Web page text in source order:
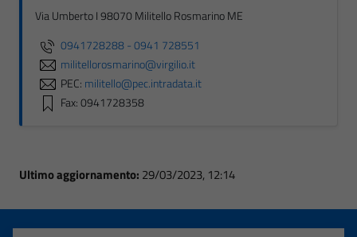
Via Umberto I 98070 Militello Rosmarino ME
0941728288 - 0941 728551
militellorosmarino@virgilio.it
PEC: militello@pec.intradata.it
Fax: 0941728358
Ultimo aggiornamento: 29/03/2023, 12:14